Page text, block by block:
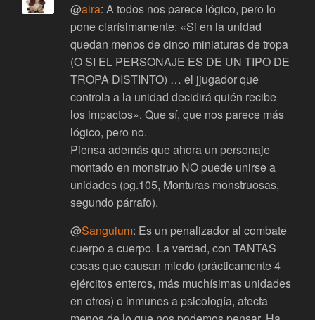
@aira: A todos nos parece lógico, pero lo
pone clarísimamente: «Si en la unidad
quedan menos de cinco miniaturas de tropa
(O SI EL PERSONAJE ES DE UN TIPO DE
TROPA DISTINTO) … el jjugador que
controla a la unidad decidirá quién recibe
los impactos». Que sí, que nos parece más
lógico, pero no.
Piensa además que ahora un personaje
montado en monstruo NO puede unirse a
unidades (pg.105, Monturas monstruosas,
segundo párrafo).
@Sanguium: Es un penalizador al combate
cuerpo a cuerpo. La verdad, con TANTAS
cosas que causan miedo (prácticamente 4
ejércitos enteros, más muchísimas unidades
en otros) o inmunes a psicología, afecta